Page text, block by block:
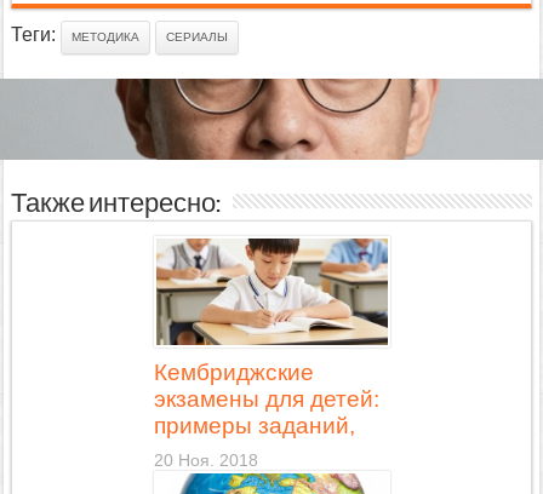
Теги: МЕТОДИКА СЕРИАЛЫ
Также интересно:
Кембриджские
экзамены для детей:
примеры заданий,
учебники для
подготовки
20 Ноя. 2018